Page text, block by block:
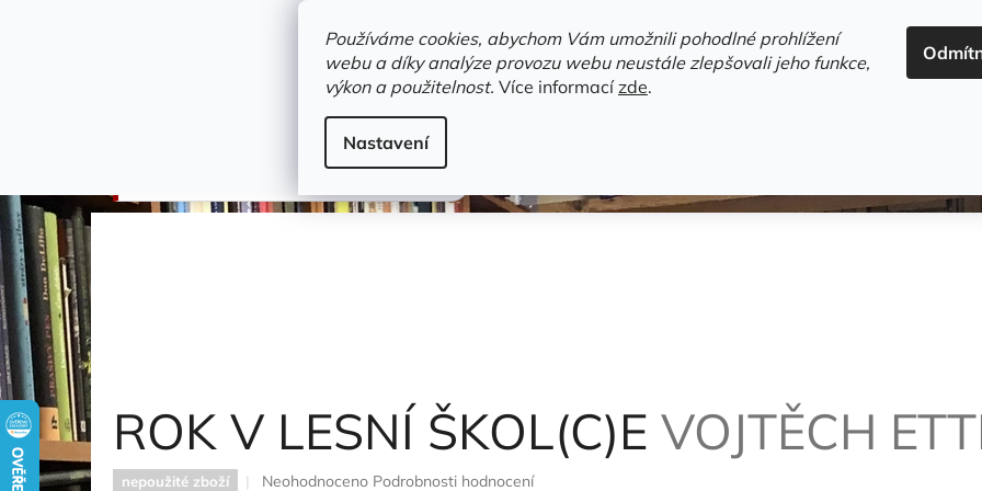
Používáme cookies, abychom Vám umožnili pohodlné prohlížení
webu a díky analýze provozu webu neustále zlepšovali jeho funkce,
výkon a použitelnost. Více informacízde.
Nastavení
HLEDAT
Novinky Trvalky a bestsellery
Dětské / Dobrodružné knihy
ROK V LESNÍ ŠKOL(C)EVojtěch Ettler
ROK V LESNÍ ŠKOL(C)E VOJTĚCH
nepoužité zboží
Průměrné
Neohodnoceno Podrobnosti hodnocení